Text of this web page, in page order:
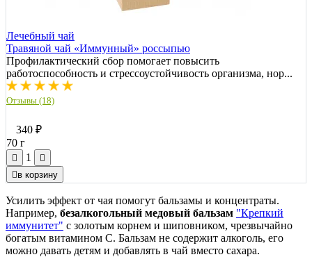
Лечебный чай
Травяной чай «Иммунный» россыпью
Профилактический сбор помогает повысить
работоспособность и стрессоустойчивость организма, нор...
Отзывы (18)
340 ₽
70 г
1
в корзину
Усилить эффект от чая помогут бальзамы и концентраты.
Например, безалкогольный медовый бальзам "Крепкий
иммунитет" с золотым корнем и шиповником, чрезвычайно
богатым витамином С. Бальзам не содержит алкоголь, его
можно давать детям и добавлять в чай вместо сахара.